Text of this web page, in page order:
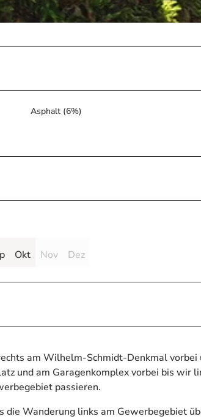
Asphalt (6%)
Okt Nov Dez
am Wilhelm-Schmidt-Denkmal
und am Garagenkomplex vorbei bis wir
passieren.
die Wanderung links am Gewerbegebiet